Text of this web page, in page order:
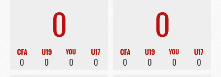
0
0 0 0 0
0
0 0 0 0